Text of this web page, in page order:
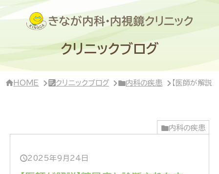
ニ
クリニックブログ
HOME クリニックブログ 内科の疾患 【医師が解説
内科の疾患
2025年9月24日